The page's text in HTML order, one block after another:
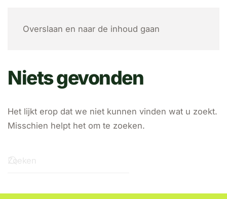
Overslaan en naar de inhoud gaan
Niets gevonden
Het lijkt erop dat we niet kunnen vinden wat u zoekt.
Misschien helpt het om te zoeken.